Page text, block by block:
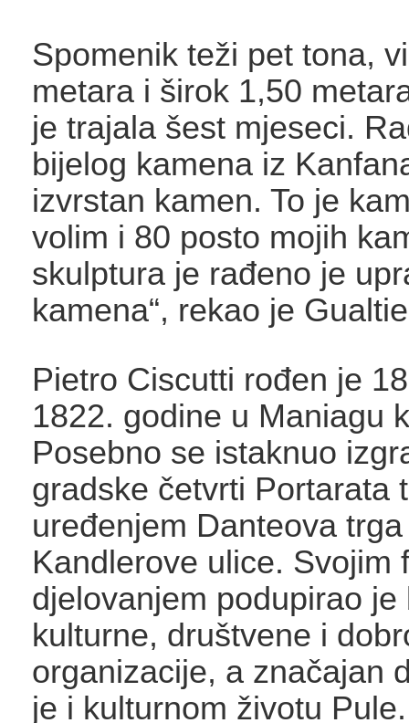
Spomenik teži pet tona,
metara i širok 1,50
je trajala šest mjeseci.
bijelog kamena iz
izvrstan kamen. To je
volim i 80 posto mojih
skulptura je rađeno je
kamena“, rekao je
Pietro Ciscutti rođen je
1822. godine u Maniagu
Posebno se istaknuo
gradske četvrti Portarata
uređenjem Danteova
Kandlerove ulice. Svojim
djelovanjem podupirao je
kulturne, društvene i
organizacije, a značajan
je i kulturnom životu